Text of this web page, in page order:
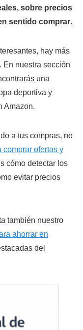
sobre precios
sentido comprar.
hay más
En nuestra sección
una
deportiva y
Amazon.
a tus compras, no
comprar ofertas y
cómo detectar los
evitar precios
también nuestro
ahorrar en
del